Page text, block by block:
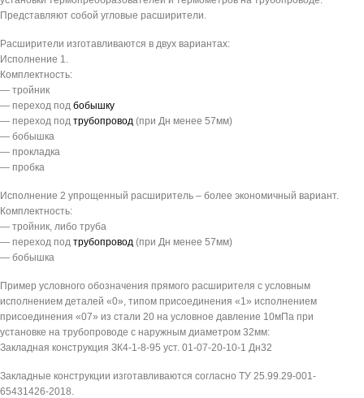
Представляют собой угловые расширители.
Расширители изготавливаются в двух вариантах:
Исполнение 1.
Комплектность:
— тройник
— переход под бобышку
— переход под трубопровод (при Дн менее 57мм)
— бобышка
— прокладка
— пробка
Исполнение 2 упрощенный расширитель – более экономичный вариант.
Комплектность:
— тройник, либо труба
— переход под трубопровод (при Дн менее 57мм)
— бобышка
Пример условного обозначения прямого расширителя с условным
исполнением деталей «0», типом присоединения «1» исполнением
присоединения «07» из стали 20 на условное давление 10мПа при
установке на трубопроводе с наружным диаметром 32мм:
Закладная конструкция ЗК4-1-8-95 уст. 01-07-20-10-1 Дн32
Закладные конструкции изготавливаются согласно ТУ 25.99.29-001-
65431426-2018.